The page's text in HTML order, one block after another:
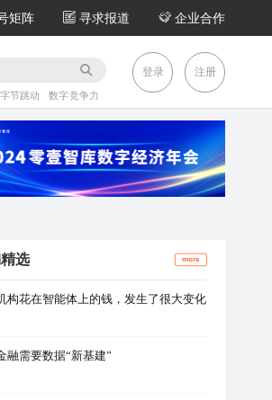
矩阵 寻求报道 企业合作
字节跳动 数字竞争力
登录 注册
选 more
构花在智能体上的钱，发生了很大变化
融需要数据“新基建”